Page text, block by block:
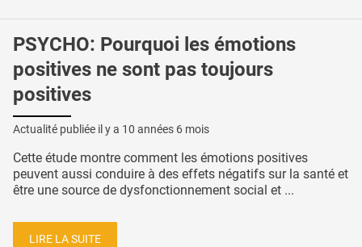
PSYCHO: Pourquoi les émotions
positives ne sont pas toujours
positives
Actualité publiée il y a 10 années 6 mois
Cette étude montre comment les émotions positives
peuvent aussi conduire à des effets négatifs sur la santé et
être une source de dysfonctionnement social et ...
LIRE LA SUITE